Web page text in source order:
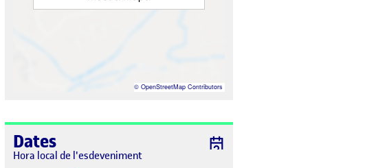
© OpenStreetMap Contributors
Dates
Hora local de l'esdeveniment